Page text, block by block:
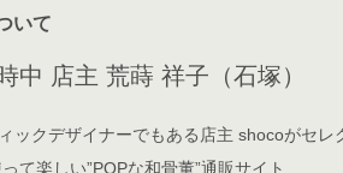
いて
中 店主 荒蒔 祥子（石塚）
ックデザイナーでもある店主 shocoがセレ
て楽しい”POPな和骨董”通販サイト